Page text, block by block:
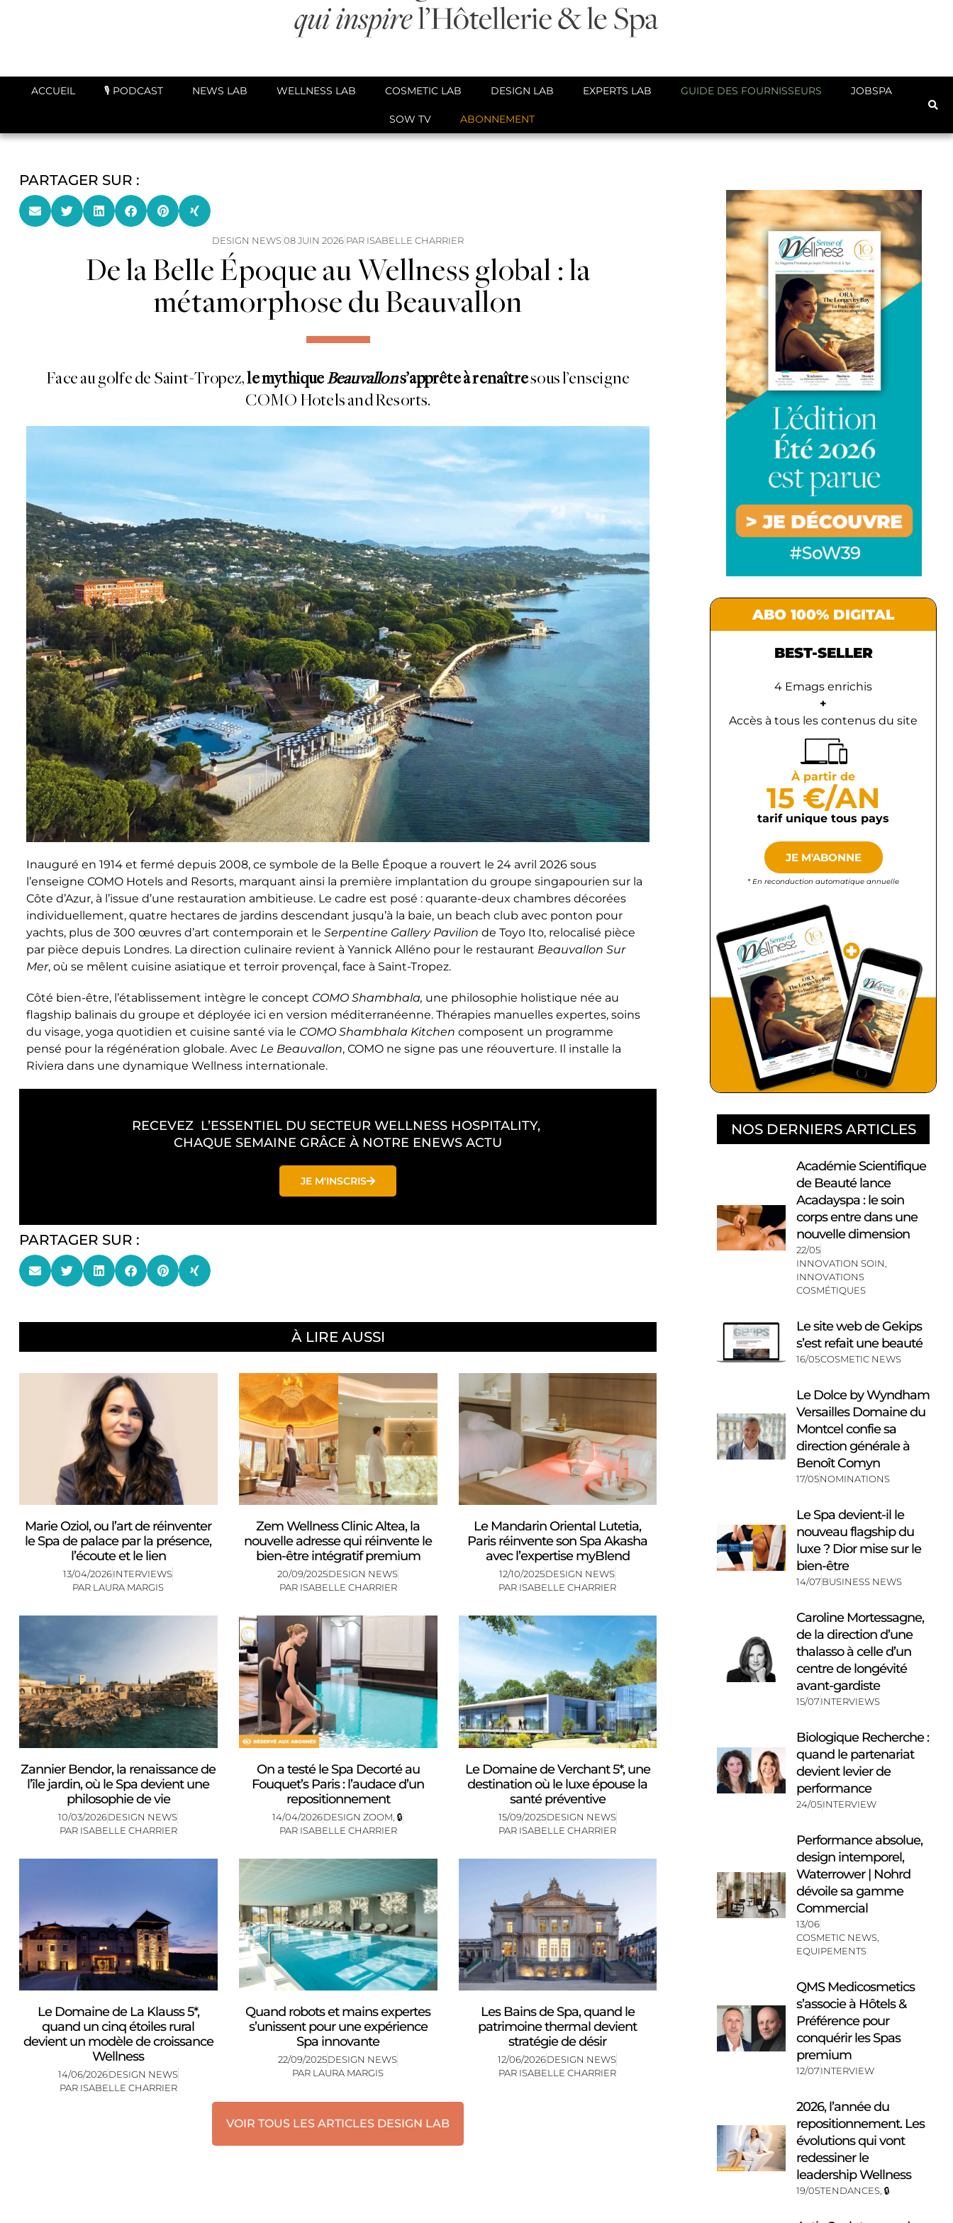
ACCUEIL 🎙️ PODCAST NEWS LAB WELLNESS LAB COSMETIC LAB DESIGN LAB EXPERTS LAB GUIDE DES FOURNISSEURS JOBSPA
SOW TV ABONNEMENT
PARTAGER SUR :
DESIGN NEWS 08 JUIN 2026 PAR ISABELLE CHARRIER
De la Belle Époque au Wellness global : la
métamorphose du Beauvallon
Face au golfe de Saint-Tropez,le mythiqueBeauvallons’apprête à renaîtresous l’enseigne
COMO Hotels and Resorts.
Inauguré en 1914 et fermé depuis 2008, ce symbole de la Belle Époque a rouvert le 24 avril 2026 sous
l’enseigne COMO Hotels and Resorts, marquant ainsi la première implantation du groupe singapourien sur la
Côte d’Azur, à l’issue d’une restauration ambitieuse. Le cadre est posé : quarante-deux chambres décorées
individuellement, quatre hectares de jardins descendant jusqu’à la baie, un beach club avec ponton pour
yachts, plus de 300 œuvres d’art contemporain et le Serpentine Gallery Pavilion de Toyo Ito, relocalisé pièce
par pièce depuis Londres. La direction culinaire revient à Yannick Alléno pour le restaurant Beauvallon Sur
Mer, où se mêlent cuisine asiatique et terroir provençal, face à Saint-Tropez.
Côté bien-être, l’établissement intègre le concept COMO Shambhala, une philosophie holistique née au
flagship balinais du groupe et déployée ici en version méditerranéenne. Thérapies manuelles expertes, soins
du visage, yoga quotidien et cuisine santé via le COMO Shambhala Kitchen composent un programme
pensé pour la régénération globale. Avec Le Beauvallon, COMO ne signe pas une réouverture. Il installe la
Riviera dans une dynamique Wellness internationale.
RECEVEZ L’ESSENTIEL DU SECTEUR WELLNESS HOSPITALITY,
CHAQUE SEMAINE GRÂCE À NOTRE ENEWS ACTU
JE M'INSCRIS
PARTAGER SUR :
À LIRE AUSSI
Marie Oziol, ou l’art de réinventer
le Spa de palace par la présence,
l’écoute et le lien
13/04/2026INTERVIEWS
PAR LAURA MARGIS
Zem Wellness Clinic Altea, la
nouvelle adresse qui réinvente le
bien-être intégratif premium
20/09/2025DESIGN NEWS
PAR ISABELLE CHARRIER
Le Mandarin Oriental Lutetia,
Paris réinvente son Spa Akasha
avec l’expertise myBlend
12/10/2025DESIGN NEWS
PAR ISABELLE CHARRIER
Zannier Bendor, la renaissance de
l’île jardin, où le Spa devient une
philosophie de vie
10/03/2026DESIGN NEWS
PAR ISABELLE CHARRIER
On a testé le Spa Decorté au
Fouquet’s Paris : l’audace d’un
repositionnement
14/04/2026DESIGN ZOOM ,🔒
PAR ISABELLE CHARRIER
Le Domaine de Verchant 5*, une
destination où le luxe épouse la
santé préventive
15/09/2025DESIGN NEWS
PAR ISABELLE CHARRIER
Le Domaine de La Klauss 5*,
quand un cinq étoiles rural
devient un modèle de croissance
Wellness
14/06/2026DESIGN NEWS
PAR ISABELLE CHARRIER
Quand robots et mains expertes
s’unissent pour une expérience
Spa innovante
22/09/2025DESIGN NEWS
PAR LAURA MARGIS
Les Bains de Spa, quand le
patrimoine thermal devient
stratégie de désir
12/06/2026DESIGN NEWS
PAR ISABELLE CHARRIER
VOIR TOUS LES ARTICLES DESIGN LAB
ABO 100% DIGITAL
BEST-SELLER
4 Emags enrichis
+
Accès à tous les contenus du site
À partir de
15 €/AN
tarif unique tous pays
JE M'ABONNE
* En reconduction automatique annuelle
NOS DERNIERS ARTICLES
Académie Scientifique
de Beauté lance
Acadayspa : le soin
corps entre dans une
nouvelle dimension
22/05
INNOVATION SOIN
INNOVATIONS
COSMÉTIQUES
Le site web de Gekips
s’est refait une beauté
16/05COSMETIC NEWS
Le Dolce by Wyndham
Versailles Domaine du
Montcel confie sa
direction générale à
Benoît Comyn
17/05NOMINATIONS
Le Spa devient-il le
nouveau flagship du
luxe ? Dior mise sur le
bien-être
14/07BUSINESS NEWS
Caroline Mortessagne,
de la direction d’une
thalasso à celle d’un
centre de longévité
avant-gardiste
15/07INTERVIEWS
Biologique Recherche :
quand le partenariat
devient levier de
performance
24/05INTERVIEW
Performance absolue,
design intemporel,
Waterrower | Nohrd
dévoile sa gamme
Commercial
13/06
COSMETIC NEWS
EQUIPEMENTS
QMS Medicosmetics
s’associe à Hôtels &
Préférence pour
conquérir les Spas
premium
12/07INTERVIEW
2026, l’année du
repositionnement. Les
évolutions qui vont
redessiner le
leadership Wellness
19/05TENDANCES ,🔒